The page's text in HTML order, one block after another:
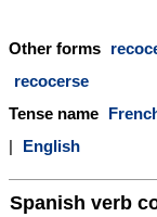
Other forms
recocerse
Tense name
|
English
Spanish verb